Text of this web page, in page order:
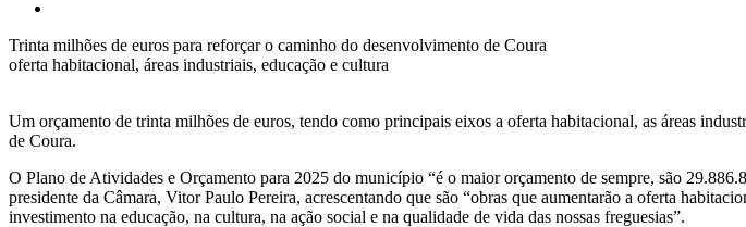
Trinta milhões de euros para reforçar o caminho do desenvolvimento de Coura
oferta habitacional, áreas industriais, educação e cultura
Um orçamento de trinta milhões de euros, tendo como principais eixos a oferta habitacional, as áreas
de Coura.
O Plano de Atividades e Orçamento para 2025 do município “é o maior orçamento de sempre, são
presidente da Câmara, Vitor Paulo Pereira, acrescentando que são “obras que aumentarão a oferta
investimento na educação, na cultura, na ação social e na qualidade de vida das nossas freguesias”.